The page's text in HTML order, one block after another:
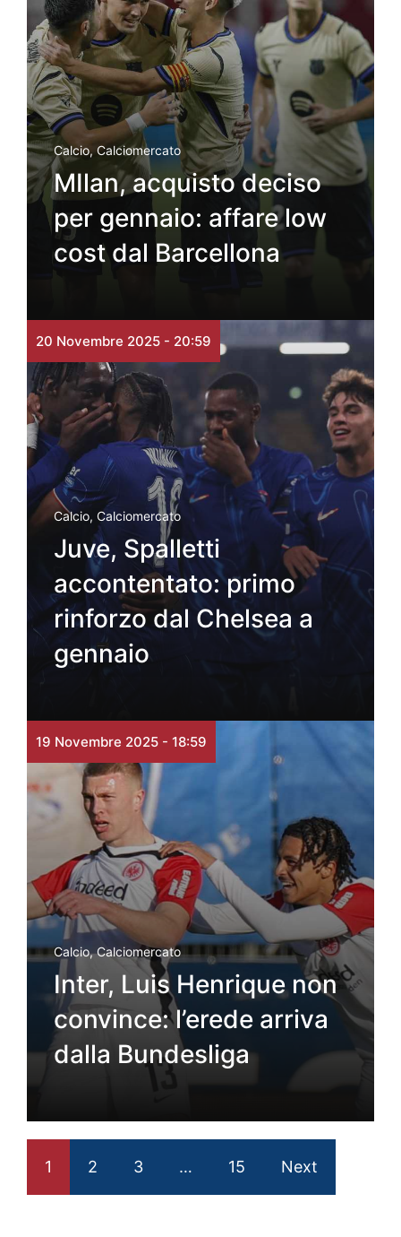
Calcio, Calciomercato
MIlan, acquisto deciso
per gennaio: affare low
cost dal Barcellona
20 Novembre 2025 - 20:59
Calcio, Calciomercato
Juve, Spalletti
accontentato: primo
rinforzo dal Chelsea a
gennaio
19 Novembre 2025 - 18:59
Calcio,Calciomercato
Inter, Luis Henrique non
convince: l’erede arriva
dalla Bundesliga
1 2 3 … 15 Next